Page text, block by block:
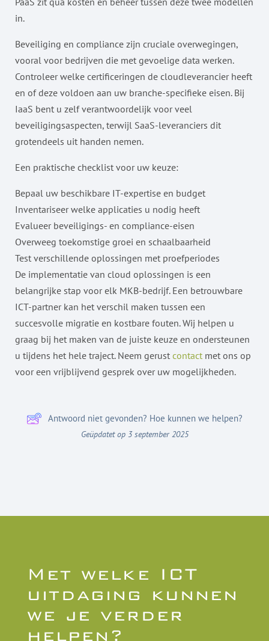
in.
Beveiliging en compliance zijn cruciale overwegingen,
vooral voor bedrijven die met gevoelige data werken.
Controleer welke certificeringen de cloudleverancier heeft
en of deze voldoen aan uw branche-specifieke eisen. Bij
IaaS bent u zelf verantwoordelijk voor veel
beveiligingsaspecten, terwijl SaaS-leveranciers dit
grotendeels uit handen nemen.
Een praktische checklist voor uw keuze:
Bepaal uw beschikbare IT-expertise en budget
Inventariseer welke applicaties u nodig heeft
Evalueer beveiligings- en compliance-eisen
Overweeg toekomstige groei en schaalbaarheid
Test verschillende oplossingen met proefperiodes
De implementatie van cloud oplossingen is een
belangrijke stap voor elk MKB-bedrijf. Een betrouwbare
ICT-partner kan het verschil maken tussen een
succesvolle migratie en kostbare fouten. Wij helpen u
graag bij het maken van de juiste keuze en ondersteunen
u tijdens het hele traject. Neem gerust contact met ons op
voor een vrijblijvend gesprek over uw mogelijkheden.
Antwoord niet gevonden? Hoe kunnen we helpen?
Geüpdatet op 3 september 2025
Met welke ICT
uitdaging kunnen
we je verder
helpen?